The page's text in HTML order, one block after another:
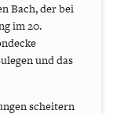
Bach, der bei
im 20.
und das
scheitern